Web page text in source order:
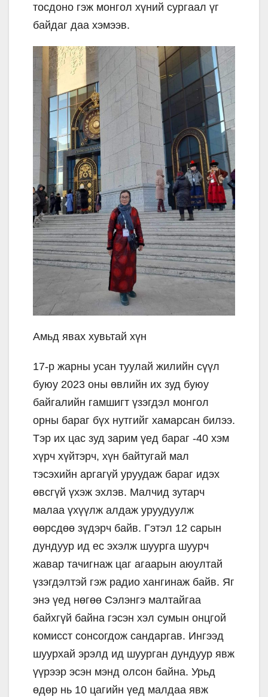
тосдоно гэж монгол хүний сургаал үг
байдаг даа хэмээв.
Амьд явах хувьтай хүн
17-р жарны усан туулай жилийн сүүл
буюу 2023 оны өвлийн их зуд буюу
байгалийн гамшигт үзэгдэл монгол
орны бараг бүх нутгийг хамарсан билээ.
Тэр их цас зуд зарим үед бараг -40 хэм
хүрч хүйтэрч, хүн байтугай мал
тэсэхийн аргагүй уруудаж бараг идэх
өвсгүй үхэж эхлэв. Малчид зутарч
малаа үхүүлж алдаж уруудуулж
өөрсдөө зүдэрч байв. Гэтэл 12 сарын
дундуур ид ес эхэлж шуурга шуурч
жавар тачигнаж цаг агаарын аюултай
үзэгдэлтэй гэж радио хангинаж байв. Яг
энэ үед нөгөө Сэлэнгэ малтайгаа
байхгүй байна гэсэн хэл сумын онцгой
комисст сонсогдож сандаргав. Ингээд
шуурхай эрэлд ид шуурган дундуур явж
үүрээр эсэн мэнд олсон байна. Урьд
өдөр нь 10 цагийн үед малдаа явж